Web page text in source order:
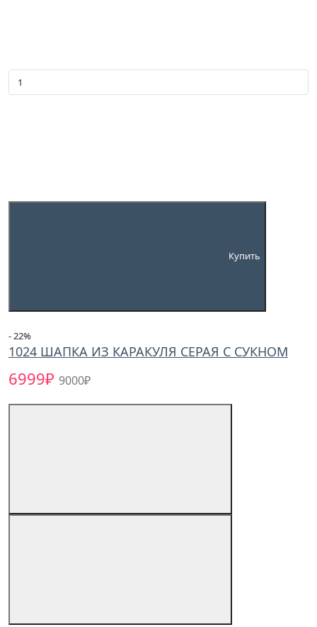
Купить
- 22%
1024 ШАПКА ИЗ КАРАКУЛЯ СЕРАЯ С СУКНОМ
6999₽ 9000₽